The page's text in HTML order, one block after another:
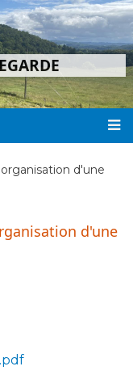
d'une
d'une